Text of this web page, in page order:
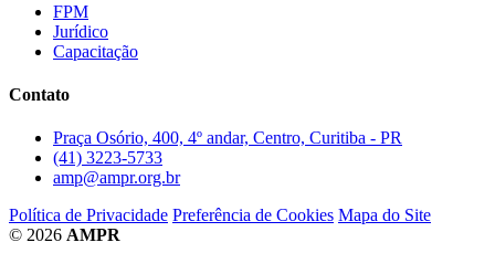
FPM
Jurídico
Capacitação
Contato
Praça Osório, 400, 4º andar, Centro, Curitiba - PR
(41) 3223-5733
amp@ampr.org.br
Política de Privacidade Preferência de Cookies Mapa do Site
© 2026 AMPR